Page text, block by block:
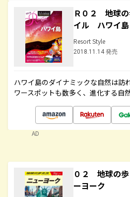
Ｒ０２ 地球
イル ハワイ
Resort Style
2018.11.14 発売
ハワイ島のダイナミックな自然は訪
ワースポットも数多く、進化する自
AD
０２ 地球の
ーヨーク